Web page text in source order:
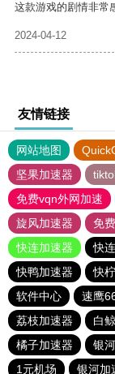
这款游戏的剧情非常
2024-04-12
友情链接
网站地图
坚果加速器
免费vqn外网加速
旋风加速器
免
快连加速器
快
快鸭加速器
快
软件中心
速鹰
荔枝加速器
白
橘子加速器
银
1元机场
银河加